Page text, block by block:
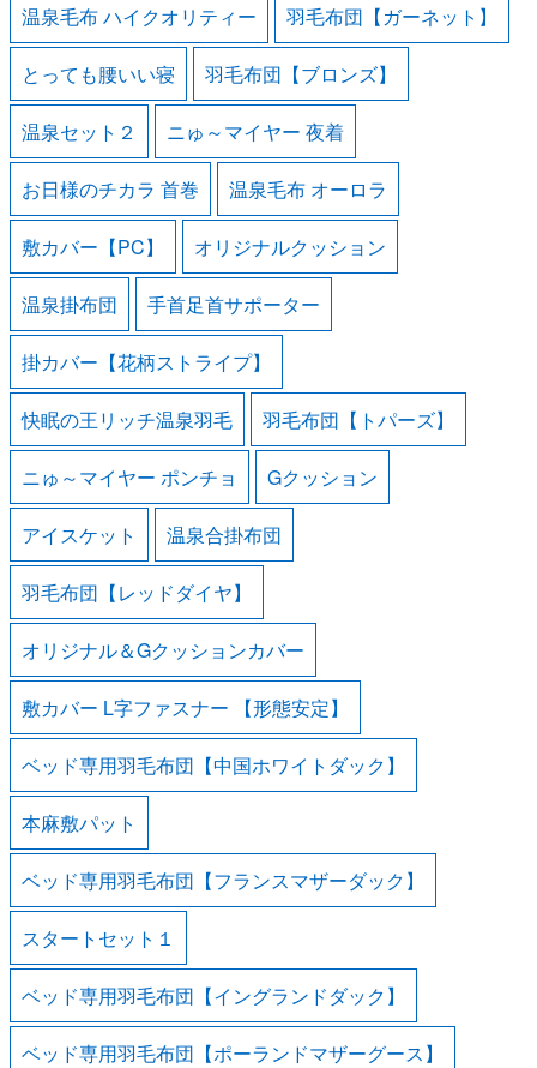
温泉毛布 ハイクオリティー 羽毛布団【ガーネット】
とっても腰いい寝 羽毛布団【ブロンズ】
温泉セット２ ニゅ～マイヤー 夜着
お日様のチカラ 首巻 温泉毛布 オーロラ
敷カバー【PC】 オリジナルクッション
温泉掛布団 手首足首サポーター
掛カバー【花柄ストライプ】
快眠の王リッチ温泉羽毛 羽毛布団【トパーズ】
ニゅ～マイヤー ポンチョ Gクッション
アイスケット 温泉合掛布団
羽毛布団【レッドダイヤ】
オリジナル＆Gクッションカバー
敷カバー L字ファスナー 【形態安定】
ベッド専用羽毛布団【中国ホワイトダック】
本麻敷パット
ベッド専用羽毛布団【フランスマザーダック】
スタートセット１
ベッド専用羽毛布団【イングランドダック】
ベッド専用羽毛布団【ポーランドマザーグース】